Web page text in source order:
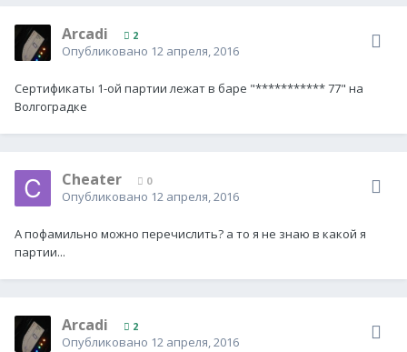
Arcadi 2
Опубликовано 12 апреля, 2016
Сертификаты 1-ой партии лежат в баре "*********** 77" на
Волгоградке
Cheater 0
Опубликовано 12 апреля, 2016
А пофамильно можно перечислить? а то я не знаю в какой я
партии...
Arcadi 2
Опубликовано 12 апреля, 2016